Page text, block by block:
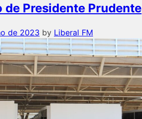
de Presidente Prudente
de 2023 by Liberal FM